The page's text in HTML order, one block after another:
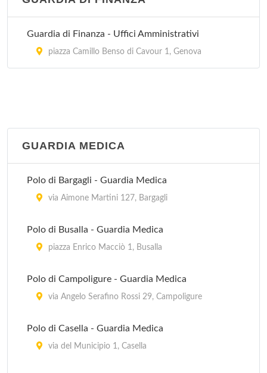
Guardia di Finanza - Uffici Amministrativi
piazza Camillo Benso di Cavour 1, Genova
GUARDIA MEDICA
Polo di Bargagli - Guardia Medica
via Aimone Martini 127, Bargagli
Polo di Busalla - Guardia Medica
piazza Enrico Macciò 1, Busalla
Polo di Campoligure - Guardia Medica
via Angelo Serafino Rossi 29, Campoligure
Polo di Casella - Guardia Medica
via del Municipio 1, Casella